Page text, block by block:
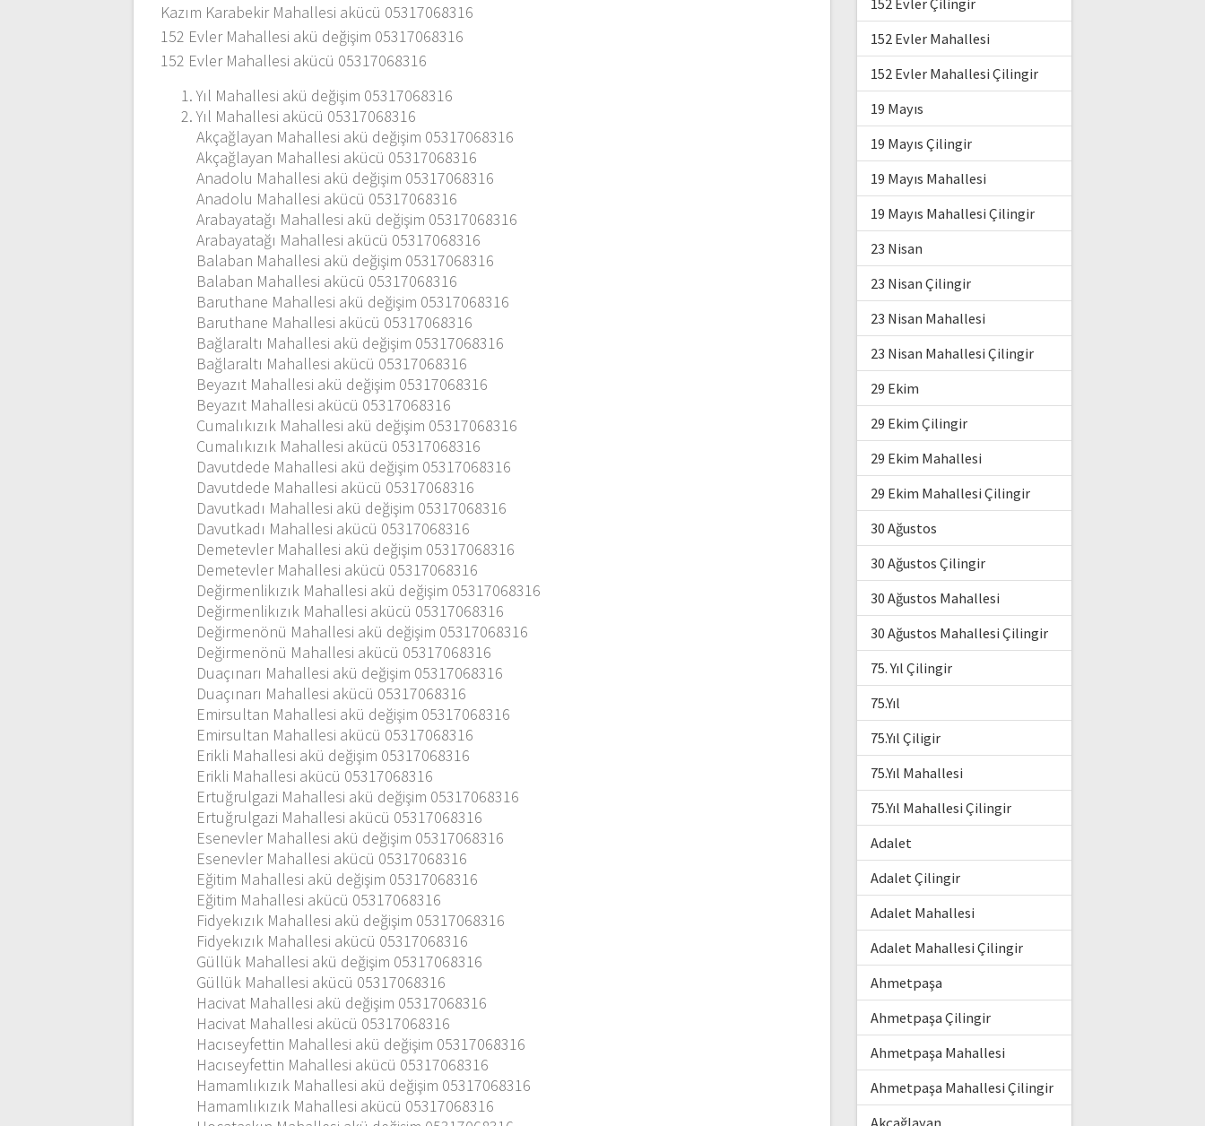
Kazım Karabekir Mahallesi akücü 05317068316
152 Evler Mahallesi akü değişim 05317068316
152 Evler Mahallesi akücü 05317068316
Yıl Mahallesi akü değişim 05317068316
Yıl Mahallesi akücü 05317068316
Akçağlayan Mahallesi akü değişim 05317068316
Akçağlayan Mahallesi akücü 05317068316
Anadolu Mahallesi akü değişim 05317068316
Anadolu Mahallesi akücü 05317068316
Arabayatağı Mahallesi akü değişim 05317068316
Arabayatağı Mahallesi akücü 05317068316
Balaban Mahallesi akü değişim 05317068316
Balaban Mahallesi akücü 05317068316
Baruthane Mahallesi akü değişim 05317068316
Baruthane Mahallesi akücü 05317068316
Bağlaraltı Mahallesi akü değişim 05317068316
Bağlaraltı Mahallesi akücü 05317068316
Beyazıt Mahallesi akü değişim 05317068316
Beyazıt Mahallesi akücü 05317068316
Cumalıkızık Mahallesi akü değişim 05317068316
Cumalıkızık Mahallesi akücü 05317068316
Davutdede Mahallesi akü değişim 05317068316
Davutdede Mahallesi akücü 05317068316
Davutkadı Mahallesi akü değişim 05317068316
Davutkadı Mahallesi akücü 05317068316
Demetevler Mahallesi akü değişim 05317068316
Demetevler Mahallesi akücü 05317068316
Değirmenlikızık Mahallesi akü değişim 05317068316
Değirmenlikızık Mahallesi akücü 05317068316
Değirmenönü Mahallesi akü değişim 05317068316
Değirmenönü Mahallesi akücü 05317068316
Duaçınarı Mahallesi akü değişim 05317068316
Duaçınarı Mahallesi akücü 05317068316
Emirsultan Mahallesi akü değişim 05317068316
Emirsultan Mahallesi akücü 05317068316
Erikli Mahallesi akü değişim 05317068316
Erikli Mahallesi akücü 05317068316
Ertuğrulgazi Mahallesi akü değişim 05317068316
Ertuğrulgazi Mahallesi akücü 05317068316
Esenevler Mahallesi akü değişim 05317068316
Esenevler Mahallesi akücü 05317068316
Eğitim Mahallesi akü değişim 05317068316
Eğitim Mahallesi akücü 05317068316
Fidyekızık Mahallesi akü değişim 05317068316
Fidyekızık Mahallesi akücü 05317068316
Güllük Mahallesi akü değişim 05317068316
Güllük Mahallesi akücü 05317068316
Hacivat Mahallesi akü değişim 05317068316
Hacivat Mahallesi akücü 05317068316
Hacıseyfettin Mahallesi akü değişim 05317068316
Hacıseyfettin Mahallesi akücü 05317068316
Hamamlıkızık Mahallesi akü değişim 05317068316
Hamamlıkızık Mahallesi akücü 05317068316
152 Evler Çilingir
152 Evler Mahallesi
152 Evler Mahallesi Çilingir
19 Mayıs
19 Mayıs Çilingir
19 Mayıs Mahallesi
19 Mayıs Mahallesi Çilingir
23 Nisan
23 Nisan Çilingir
23 Nisan Mahallesi
23 Nisan Mahallesi Çilingir
29 Ekim
29 Ekim Çilingir
29 Ekim Mahallesi
29 Ekim Mahallesi Çilingir
30 Ağustos
30 Ağustos Çilingir
30 Ağustos Mahallesi
30 Ağustos Mahallesi Çilingir
75. Yıl Çilingir
75.Yıl
75.Yıl Çiligir
75.Yıl Mahallesi
75.Yıl Mahallesi Çilingir
Adalet
Adalet Çilingir
Adalet Mahallesi
Adalet Mahallesi Çilingir
Ahmetpaşa
Ahmetpaşa Çilingir
Ahmetpaşa Mahallesi
Ahmetpaşa Mahallesi Çilingir